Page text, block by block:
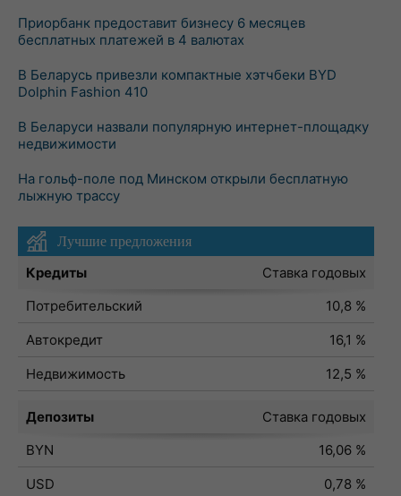
Приорбанк предоставит бизнесу 6 месяцев
бесплатных платежей в 4 валютах
В Беларусь привезли компактные хэтчбеки BYD
Dolphin Fashion 410
В Беларуси назвали популярную интернет-площадку
недвижимости
На гольф-поле под Минском открыли бесплатную
лыжную трассу
Лучшие предложения
Кредиты
Ставка годовых
Потребительский
10,8 %
Автокредит
16,1 %
Недвижимость
12,5 %
Депозиты
Ставка годовых
BYN
16,06 %
USD
0,78 %